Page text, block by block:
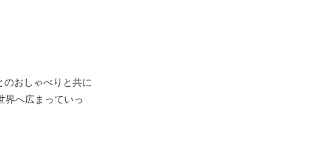
おしゃべりと共に
界へ広まっていっ